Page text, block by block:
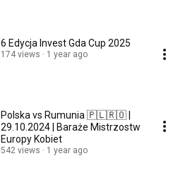
6 Edycja Invest Gda Cup 2025
174 views 1 year ago
Polska vs Rumunia 🇵🇱🇷🇴 |
29.10.2024 | Baraże Mistrzostw
Europy Kobiet
542 views 1 year ago